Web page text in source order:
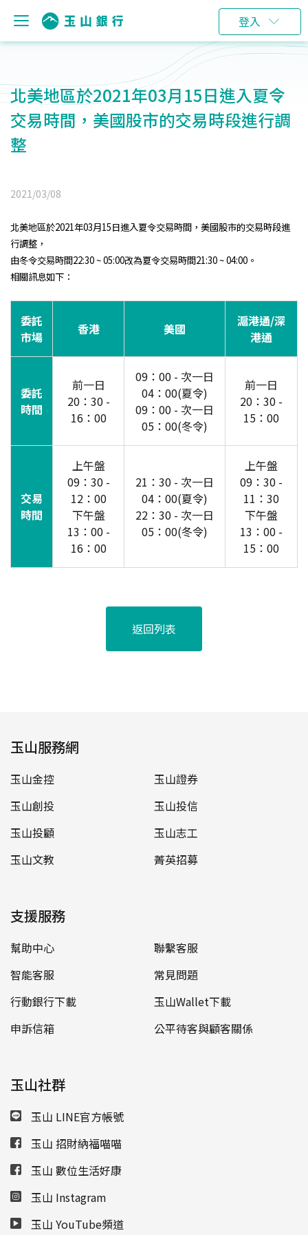
登入
北美地區於2021年03月15日進入夏令
交易時間，美國股市的交易時段進行調
整
2021/03/08
北美地區於2021年03月15日進入夏令交易時間，美國股市的交易時段進
行調整，
由冬令交易時間22:30 ~ 05:00改為夏令交易時間21:30 ~ 04:00 。
相關訊息如下：
委託
市場
香港 美國
滬港通/深
港通
委託
時間
前一日
20：30 -
16：00
09：00 - 次一日
04：00(夏令)
09：00 - 次一日
05：00(冬令)
前一日
20：30 -
15：00
交易
時間
上午盤
09：30 -
12：00
下午盤
13：00 -
16：00
21：30 - 次一日
04：00(夏令)
22：30 - 次一日
05：00(冬令)
上午盤
09：30 -
11：30
下午盤
13：00 -
15：00
返回列表
玉山服務網
玉山金控
玉山證券
玉山創投
玉山投信
玉山投顧
玉山志工
玉山文教
菁英招募
支援服務
幫助中心
聯繫客服
智能客服
常見問題
行動銀行下載
玉山Wallet下載
申訴信箱
公平待客與顧客關係
玉山社群
玉山 LINE官方帳號
玉山 招財納福喵喵
玉山 數位生活好康
玉山 Instagram
玉山 YouTube頻道